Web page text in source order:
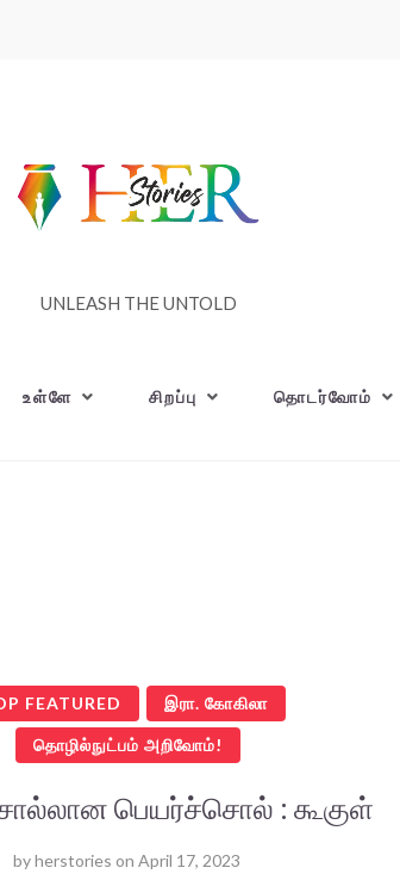
UNLEASH THE UNTOLD
உள்ளே சிறப்பு தொடர்வோம்
FEATURED இரா. கோகிலா
தொழில்நுட்பம் அறிவோம்!
பெயர்ச்சொல் : கூகுள்
byherstories on April 17, 2023